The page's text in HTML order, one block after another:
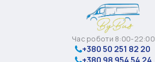
Час роботи 8:00-22:00
+380 50 251 82 20